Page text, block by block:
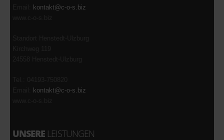
kontakt@c-o-s.biz
kontakt@c-o-s.biz
UNSERE LEISTUNGEN